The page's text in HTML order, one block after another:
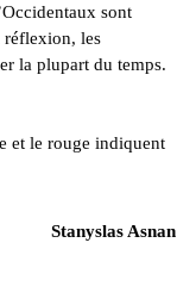
sont
réflexion, les
la plupart du temps.
et le rouge indiquent
Stanyslas Asnan